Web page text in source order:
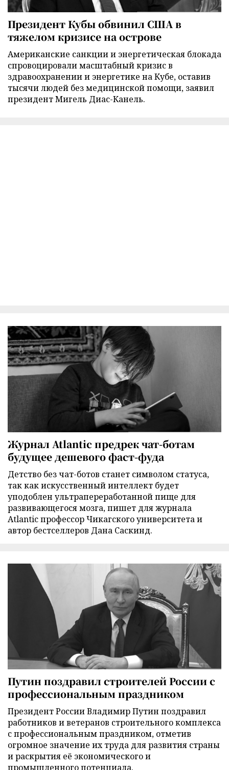
Президент Кубы обвинил США в
тяжелом кризисе на острове
Американские санкции и энергетическая блокада
спровоцировали масштабный кризис в
здравоохранении и энергетике на Кубе, оставив
тысячи людей без медицинской помощи, заявил
президент Мигель Диас-Канель.
Журнал Atlantic предрек чат-ботам
будущее дешевого фаст-фуда
Детство без чат-ботов станет символом статуса,
так как искусственный интеллект будет
уподоблен ультрапереработанной пище для
развивающегося мозга, пишет для журнала
Atlantic профессор Чикагского университета и
автор бестселлеров Дана Саскинд.
Путин поздравил строителей России с
профессиональным праздником
Президент России Владимир Путин поздравил
работников и ветеранов строительного комплекса
с профессиональным праздником, отметив
огромное значение их труда для развития страны
и раскрытия её экономического и
промышленного потенциала.